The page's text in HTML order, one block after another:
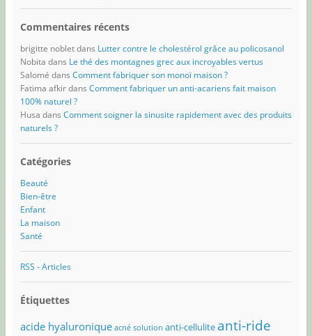
Commentaires récents
brigitte nobletdans Lutter contre le cholestérol grâce au policosanol
Nobita dans Le thé des montagnes grec aux incroyables vertus
Salomé dans Comment fabriquer son monoï maison ?
Fatima afkirdans Comment fabriquer un anti-acariens fait maison
100% naturel ?
Husa dans Comment soigner la sinusite rapidement avec des produits
naturels ?
Catégories
Beauté
Bien-être
Enfant
La maison
Santé
RSS - Articles
Étiquettes
acide hyaluronique acné solution anti-cellulite anti-ride